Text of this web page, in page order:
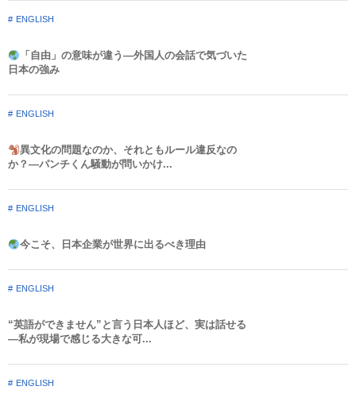
ENGLISH
「自由」の意味が違う—外国人の会話で気づいた
日本の強み
ENGLISH
異文化の問題なのか、それともルール違反なの
か？—パンチくん騒動が問いかけ...
ENGLISH
今こそ、日本企業が世界に出るべき理由
ENGLISH
“英語ができません”と言う日本人ほど、実は話せる
—私が現場で感じる大きな可...
ENGLISH